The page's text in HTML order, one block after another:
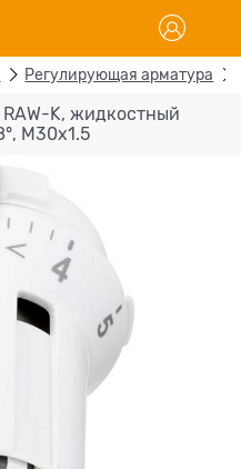
Регулирующая арматура
K, жидкостный
M30х1.5